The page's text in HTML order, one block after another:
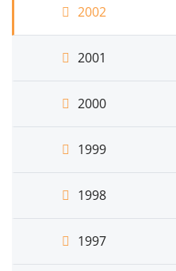
2002
2001
2000
1999
1998
1997